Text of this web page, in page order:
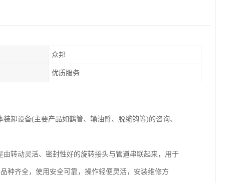
众邦
优质服务
卸设备(主要产品如鹤管、输油臂、脱缆钩等)的咨询、
转动灵活、密封性好的旋转接头与管道串联起来，用于
种齐全，使用安全可靠，操作轻便灵活，安装维修方